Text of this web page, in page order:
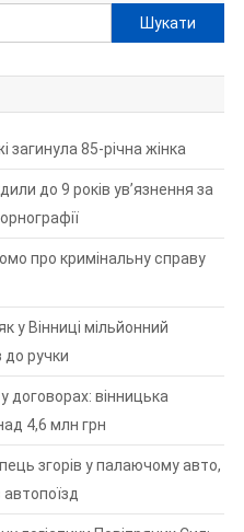
Пошук:
загинула 85-річна жінка
до 9 років ув’язнення за
про кримінальну справу
у Вінниці мільйонний
до ручки
договорах: вінницька
4,6 млн грн
згорів у палаючому авто,
автопоїзд